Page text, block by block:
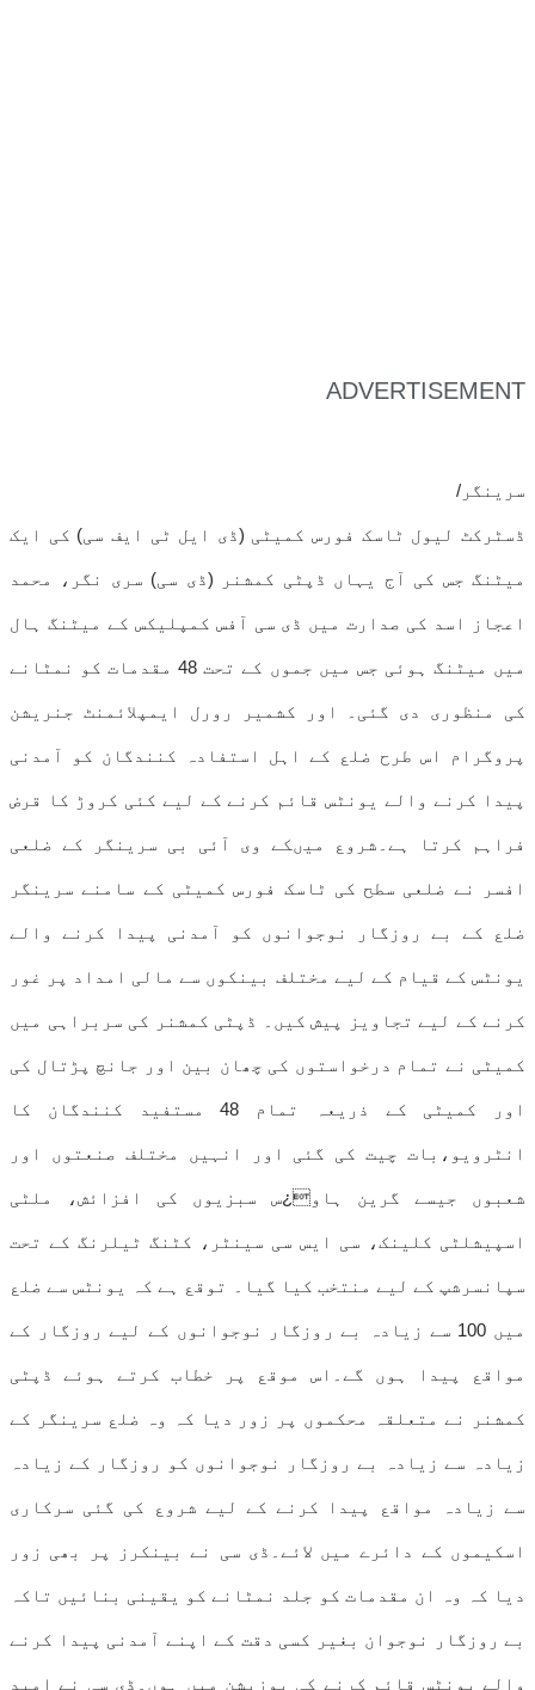
ADVERTISEMENT
سرینگر/
ڈسٹرکٹ لیول ٹاسک فورس کمیٹی (ڈی ایل ٹی ایف سی) کی ایک
میٹنگ جس کی آج یہاں ڈپٹی کمشنر (ڈی سی) سری نگر، محمد
اعجاز اسد کی صدارت میں ڈی سی آفس کمپلیکس کے میٹنگ ہال
میں میٹنگ ہوئی جس میں جموں کے تحت 48 مقدمات کو نمٹانے
کی منظوری دی گئی۔ اور کشمیر رورل ایمپلائمنٹ جنریشن
پروگرام اس طرح ضلع کے اہل استفادہ کنندگان کو آمدنی
پیدا کرنے والے یونٹس قائم کرنے کے لیے کئی کروڑ کا قرض
فراہم کرتا ہے۔شروع میںکے وی آئی بی سرینگر کے ضلعی
افسر نے ضلعی سطح کی ٹاسک فورس کمیٹی کے سامنے سرینگر
ضلع کے بے روزگار نوجوانوں کو آمدنی پیدا کرنے والے
یونٹس کے قیام کے لیے مختلف بینکوں سے مالی امداد پر غور
کرنے کے لیے تجاویز پیش کیں۔ ڈپٹی کمشنر کی سربراہی میں
کمیٹی نے تمام درخواستوں کی چھان بین اور جانچ پڑتال کی
اور کمیٹی کے ذریعہ تمام 48 مستفید کنندگان کا
انٹرویو،بات چیت کی گئی اور انہیں مختلف صنعتوں اور
شعبوں جیسے گرین ہاو¿س سبزیوں کی افزائش، ملٹی
اسپیشلٹی کلینک، سی ایس سی سینٹر، کٹنگ ٹیلرنگ کے تحت
سپانسرشپ کے لیے منتخب کیا گیا۔ توقع ہے کہ یونٹس سے ضلع
میں 100 سے زیادہ بے روزگار نوجوانوں کے لیے روزگار کے
مواقع پیدا ہوں گے۔اس موقع پر خطاب کرتے ہوئے ڈپٹی
کمشنر نے متعلقہ محکموں پر زور دیا کہ وہ ضلع سرینگر کے
زیادہ سے زیادہ بے روزگار نوجوانوں کو روزگار کے زیادہ
سے زیادہ مواقع پیدا کرنے کے لیے شروع کی گئی سرکاری
اسکیموں کے دائرے میں لائے۔ڈی سی نے بینکرز پر بھی زور
دیا کہ وہ ان مقدمات کو جلد نمٹانے کو یقینی بنائیں تاکہ
بے روزگار نوجوان بغیر کسی دقت کے اپنے آمدنی پیدا کرنے
والے یونٹس قائم کرنے کی پوزیشن میں ہوں۔ڈی سی نے امید